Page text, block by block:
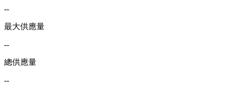
--
最大供應量
--
總供應量
--